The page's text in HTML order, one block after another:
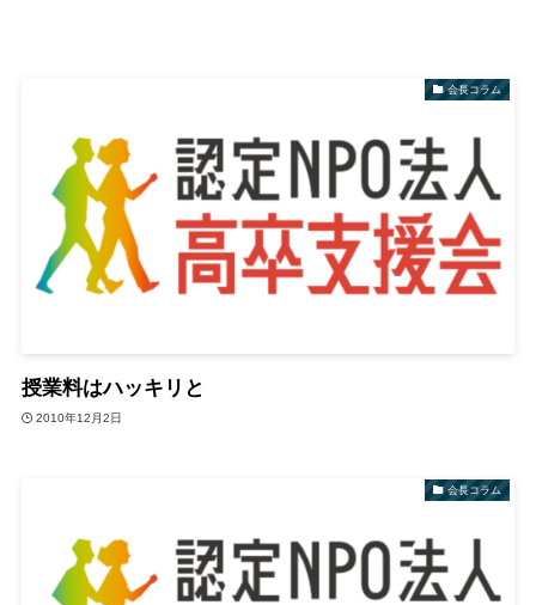
会長コラム
授業料はハッキリと
2010年12月2日
会長コラム